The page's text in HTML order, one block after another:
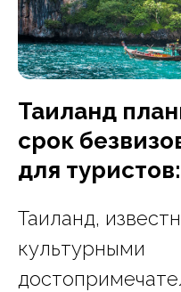
Таиланд
срок
для
Таиланд,
культурными